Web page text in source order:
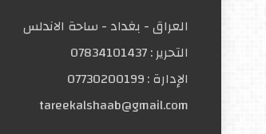
العراق - بغداد - ساحة الاندلس
التحریر :07834101437
الإدارة :07730200199
tareekalshaab@gmail.com